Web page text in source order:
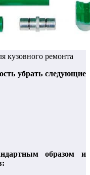
кузовного ремонта
убрать следующие
образом и